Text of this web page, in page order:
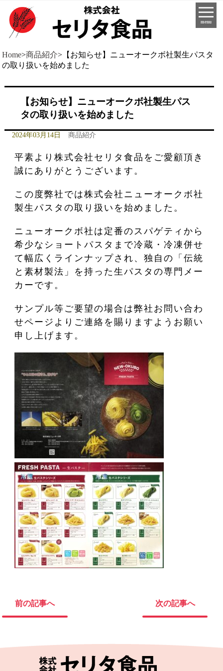
menu
Home>商品紹介> 【お知らせ】ニューオークボ社製生パスタ
の取り扱いを始めました
【お知らせ】ニューオークボ社製生パス
タの取り扱いを始めました
2024年03月14日 商品紹介
平素より株式会社セリタ食品をご愛顧頂き
誠にありがとうございます。
この度弊社では株式会社ニューオークボ社
製生パスタの取り扱いを始めました。
ニューオークボ社は定番のスパゲティから
希少なショートパスタまで冷蔵・冷凍併せ
て幅広くラインナップされ、独自の「伝統
と素材製法」を持った生パスタの専門メー
カーです。
サンプル等ご要望の場合は弊社お問い合わ
せページよりご連絡を賜りますようお願い
申し上げます。
前の記事へ 次の記事へ